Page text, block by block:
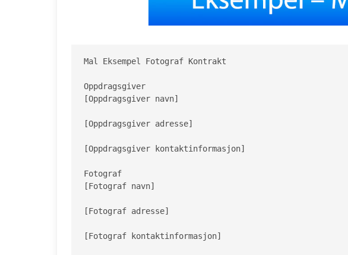
Mal Eksempel Fotograf Kontrakt
Oppdragsgiver
[Oppdragsgiver navn]
[Oppdragsgiver adresse]
[Oppdragsgiver kontaktinformasjon]
Fotograf
[Fotograf navn]
[Fotograf adresse]
[Fotograf kontaktinformasjon]